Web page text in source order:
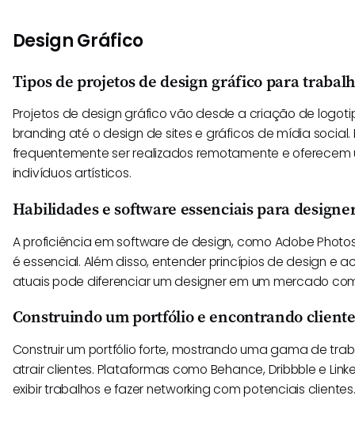
Design Gráfico
Tipos de projetos de design gráfico para
Projetos de design gráfico vão desde a criação de
branding até o design de sites e gráficos de mídia social.
frequentemente ser realizados remotamente e
indivíduos artísticos.
Habilidades e software essenciais para
A proficiência em software de design, como Adobe
é essencial. Além disso, entender princípios de design e
atuais pode diferenciar um designer em um mercado
Construindo um portfólio e encontrando
Construir um portfólio forte, mostrando uma gama de
atrair clientes. Plataformas como Behance, Dribbble e
exibir trabalhos e fazer networking com potenciais clientes.